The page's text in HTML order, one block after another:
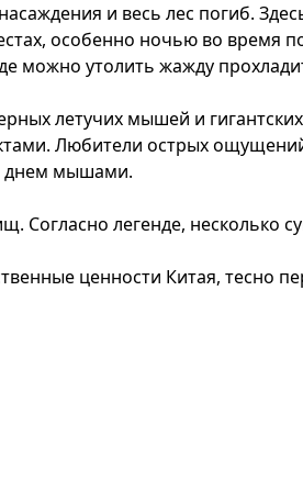
и весь лес погиб.
особенно ночью во время
можно утолить жажду
летучих мышей и
Любители острых
днем мышами.
Согласно легенде, несколько
ценности Китая, тесно